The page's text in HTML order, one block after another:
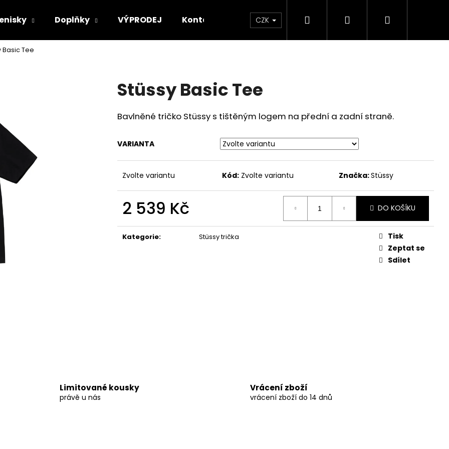
Doplňky VÝPRODEJ Kontakt Značky
CZK Hledat PřihlášeníNákupní
Basic Tee
Stüssy Basic Tee
Bavlněné tričko Stüssy s tištěným logem na přední a zadní straně.
VARIANTA
Zvolte variantu Kód: Zvolte variantu Značka:Stüssy
2 539 Kč
cena:
DO KOŠÍKU
Kategorie: Stüssy trička
Tisk
Zeptat se
Sdílet
Limitované kousky
právě u nás
Vrácení zboží
vrácení zboží do 14 dnů
Co potřebujete najít?
HLEDAT
SUPREME CREW 96 TEE
2 599 Kč
NIKE DUNK LOW CAMPFIRE ORANGE
3 999 Kč